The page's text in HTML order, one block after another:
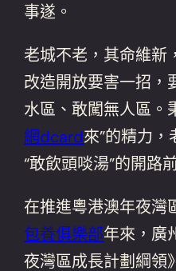
事遂。
老城不老，其命維新
改造開放要害一招，
水區、敢闖無人區。
網dcard來”的精力
“敢飲頭啖湯”的開路
在推進粵港澳年夜灣
包養俱樂部年來，廣
夜灣區成長計劃綱領